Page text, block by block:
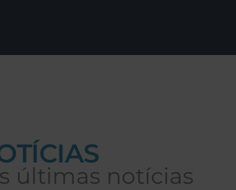
últimas notícias